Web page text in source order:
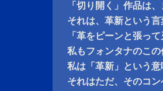
「切り開く」作品は
それは、革新という言
「革をピーンと張っ
私もフォンタナのこ
私は「革新」という
それはただ、そのコ